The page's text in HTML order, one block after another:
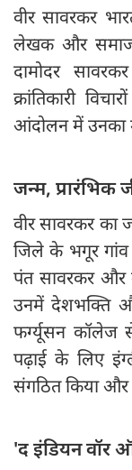
वीर सावरकर
लेखक और समाज
दामोदर
क्रांतिकारी
आंदोलन में उनका
जन्म, प्रारंभिक
वीर सावरकर का
जिले के भगूर गांव
पंत सावरकर और
उनमें देशभक्ति
फर्ग्यूसन कॉलेज
पढ़ाई के लिए
संगठित किया
'द इंडियन वॉर